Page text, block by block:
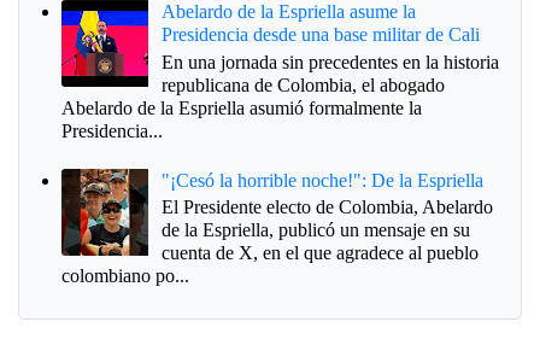
Abelardo de la Espriella asume la
Presidencia desde una base militar de Cali
En una jornada sin precedentes en la historia
republicana de Colombia, el abogado
Abelardo de la Espriella asumió formalmente la
Presidencia...
"¡Cesó la horrible noche!": De la Espriella
El Presidente electo de Colombia, Abelardo
de la Espriella, publicó un mensaje en su
cuenta de X, en el que agradece al pueblo
colombiano po...